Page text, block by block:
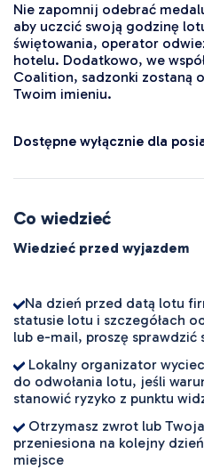
Nie zapomnij odebrać
aby uczcić swoją godzinę
świętowania, operator
hotelu. Dodatkowo, we
Coalition, sadzonki zostaną
Twoim imieniu.
Dostępne wyłącznie dla
Co wiedzieć
Wiedzieć przed wyjazdem
Na dzień przed datą lotu
statusie lotu i szczegółach
lub e-mail, proszę
Lokalny organizator
do odwołania lotu, jeśli
stanowić ryzyko z punktu
Otrzymasz zwrot lub
przeniesiona na kolejny
miejsce